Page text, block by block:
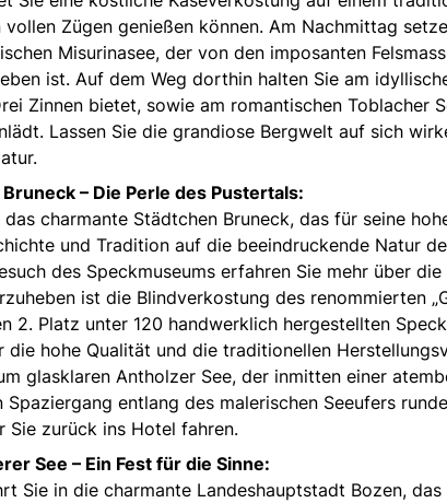
Zügen genießen können. Am Nachmittag
Misurinasee, der von den imposanten
ist. Auf dem Weg dorthin halten Sie am
Zinnen bietet, sowie am romantischen Toblacher
Lassen Sie die grandiose Bergwelt auf sich
– Die Perle des Pustertals:
charmante Städtchen Bruneck, das für seine
und Tradition auf die beeindruckende Natur
des Speckmuseums erfahren Sie mehr über
ist die Blindverkostung des renommierten
2. Platz unter 120 handwerklich hergestellten
die hohe Qualität und die traditionellen
glasklaren Antholzer See, der inmitten einer
Spaziergang entlang des malerischen Seeufers
Sie zurück ins Hotel fahren.
See – Ein Fest für die Sinne:
Sie in die charmante Landeshauptstadt Bozen,